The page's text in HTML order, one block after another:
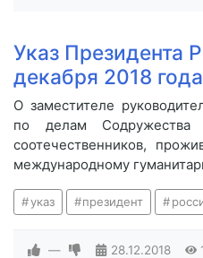
Указ Президента
декабря 2018 года
О заместителе
по делам Содружества
соотечественников,
международному
указ президент
— 28.12.2018